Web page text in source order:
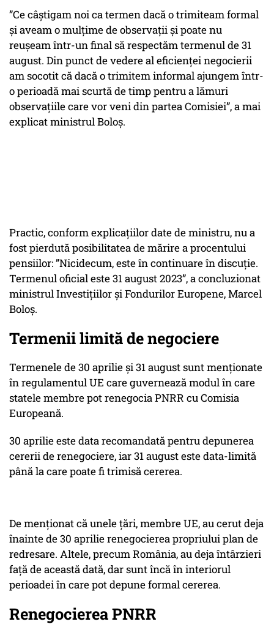
”Ce câștigam noi ca termen dacă o trimiteam formal
și aveam o mulțime de observații și poate nu
reușeam într-un final să respectăm termenul de 31
august. Din punct de vedere al eficienței negocierii
am socotit că dacă o trimitem informal ajungem într-
o perioadă mai scurtă de timp pentru a lămuri
observațiile care vor veni din partea Comisiei”, a mai
explicat ministrul Boloș.
Practic, conform explicațiilor date de ministru, nu a
fost pierdută posibilitatea de mărire a procentului
pensiilor: ”Nicidecum, este în continuare în discuție.
Termenul oficial este 31 august 2023”, a concluzionat
ministrul Investiţiilor şi Fondurilor Europene, Marcel
Boloş.
Termenii limită de negociere
Termenele de 30 aprilie și 31 august sunt menționate
în regulamentul UE care guvernează modul în care
statele membre pot renegocia PNRR cu Comisia
Europeană.
30 aprilie este data recomandată pentru depunerea
cererii de renegociere, iar 31 august este data-limită
până la care poate fi trimisă cererea.
De menționat că unele țări, membre UE, au cerut deja
înainte de 30 aprilie renegocierea propriului plan de
redresare. Altele, precum România, au deja întârzieri
față de această dată, dar sunt încă în interiorul
perioadei în care pot depune formal cererea.
Renegocierea PNRR